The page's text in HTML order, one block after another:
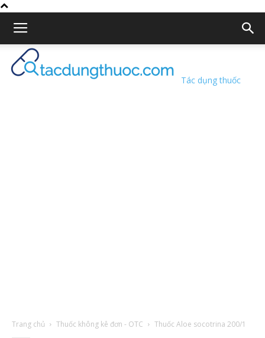
Tác dụng thuốc
Trang chủ Thuốc không kê đơn - OTC Thuốc Aloe socotrina 200/1